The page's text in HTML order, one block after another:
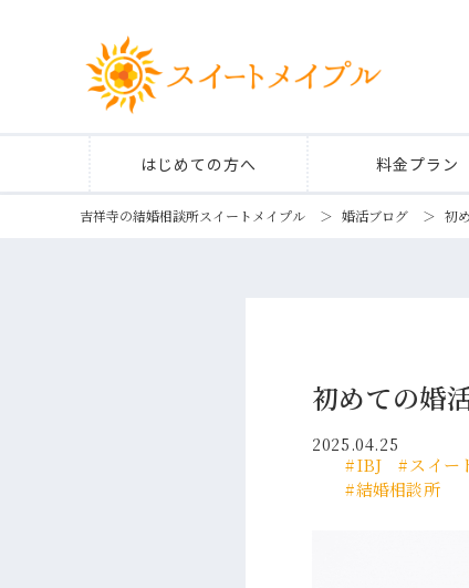
はじめての方へ 料金プラン
吉祥寺の結婚相談所スイートメイプル ＞ 婚活ブログ ＞ 初
初めての婚
2025.04.25
IBJ スイー
結婚相談所